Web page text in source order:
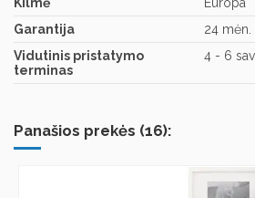
Garantija
24 mėn.
Vidutinis pristatymo
terminas
4 - 6
Panašios prekės (16):